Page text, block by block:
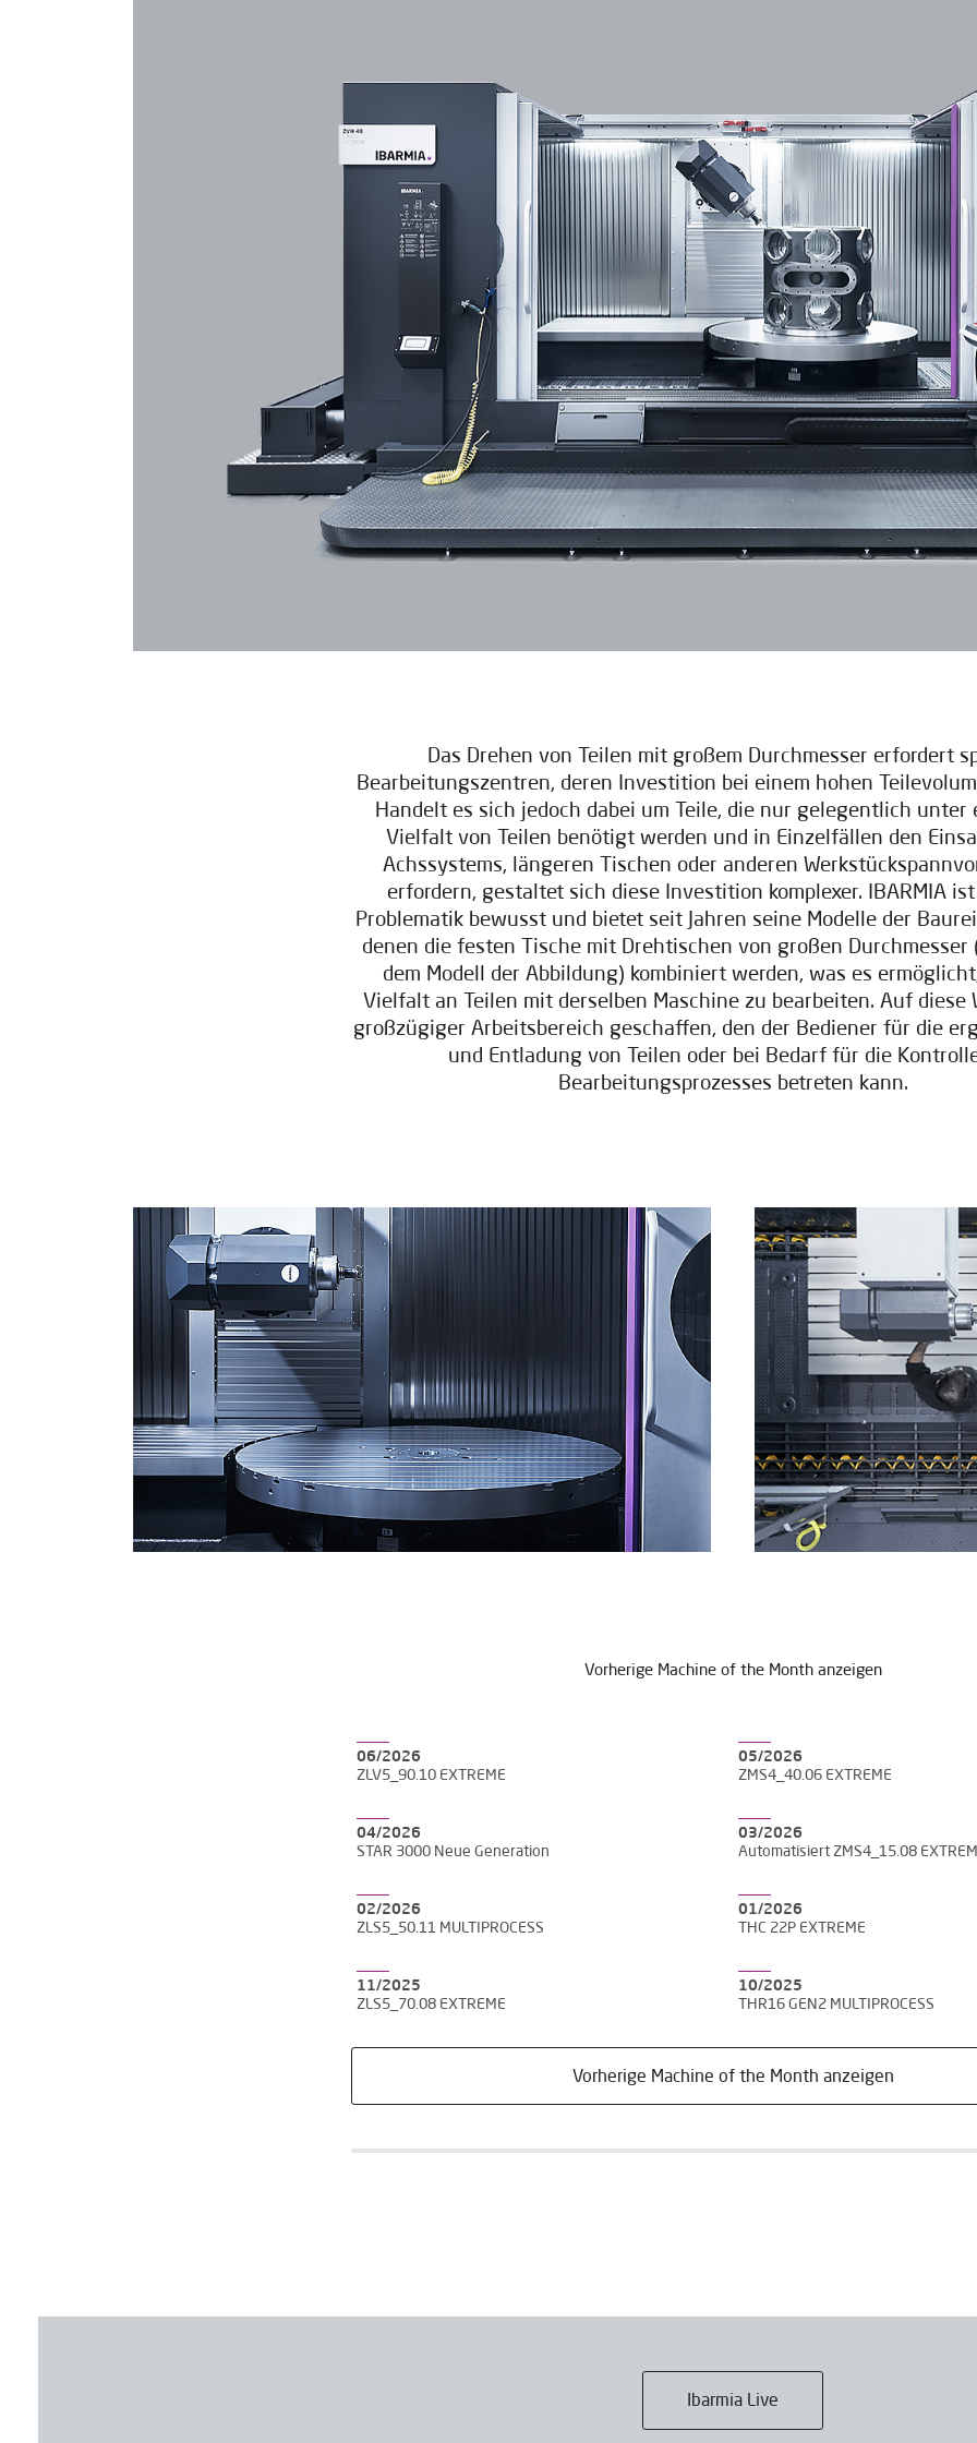
Das Drehen von Teilen mit großem Durchmesser erfordert
Bearbeitungszentren, deren Investition bei einem hohen
Handelt es sich jedoch dabei um Teile, die nur gelegentlich unter
Vielfalt von Teilen benötigt werden und in Einzelfällen den
Achssystems, längeren Tischen oder anderen
erfordern, gestaltet sich diese Investition komplexer. IBARMIA
Problematik bewusst und bietet seit Jahren seine Modelle der
denen die festen Tische mit Drehtischen von großen
dem Modell der Abbildung) kombiniert werden, was es
Vielfalt an Teilen mit derselben Maschine zu bearbeiten. Auf diese
großzügiger Arbeitsbereich geschaffen, den der Bediener für die
und Entladung von Teilen oder bei Bedarf für die
Bearbeitungsprozesses betreten kann.
Vorherige Machine of the Month anzeigen
06/2026
ZLV5_90.10 EXTREME
05/2026
ZMS4_40.06 EXTREME
04/2026
STAR 3000 Neue Generation
03/2026
Automatisiert ZMS4_15.08
02/2026
ZLS5_50.11 MULTIPROCESS
01/2026
THC 22P EXTREME
11/2025
ZLS5_70.08 EXTREME
10/2025
THR16 GEN2 MULTIPROCESS
Vorherige Machine of the Month anzeigen
Ibarmia Live